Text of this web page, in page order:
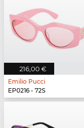
216,00 €
Emilio Pucci
EP0216 - 72S